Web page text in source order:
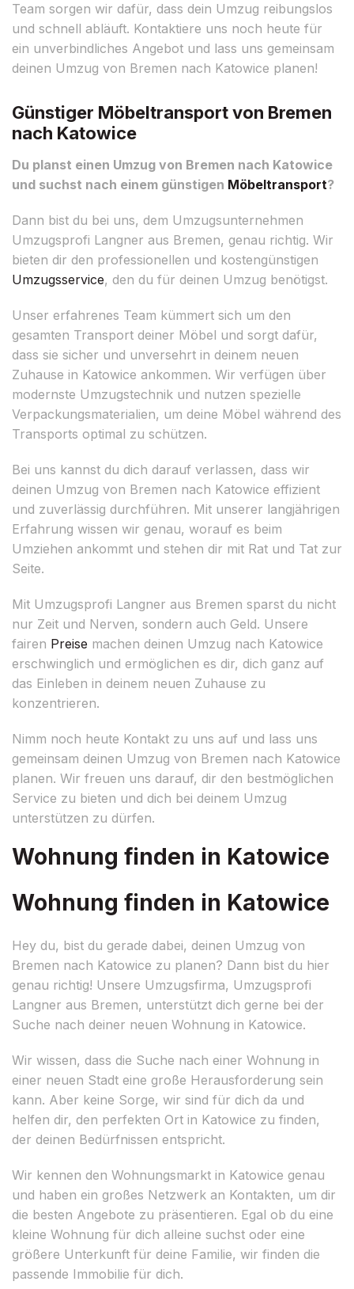
Team sorgen wir dafür, dass dein Umzug reibungslos
und schnell abläuft. Kontaktiere uns noch heute für
ein unverbindliches Angebot und lass uns gemeinsam
deinen Umzug von Bremen nach Katowice planen!
Günstiger Möbeltransport von Bremen
nach Katowice
Du planst einen Umzug von Bremen nach Katowice
und suchst nach einem günstigen Möbeltransport?
Dann bist du bei uns, dem Umzugsunternehmen
Umzugsprofi Langner aus Bremen, genau richtig. Wir
bieten dir den professionellen und kostengünstigen
Umzugsservice, den du für deinen Umzug benötigst.
Unser erfahrenes Team kümmert sich um den
gesamten Transport deiner Möbel und sorgt dafür,
dass sie sicher und unversehrt in deinem neuen
Zuhause in Katowice ankommen. Wir verfügen über
modernste Umzugstechnik und nutzen spezielle
Verpackungsmaterialien, um deine Möbel während des
Transports optimal zu schützen.
Bei uns kannst du dich darauf verlassen, dass wir
deinen Umzug von Bremen nach Katowice effizient
und zuverlässig durchführen. Mit unserer langjährigen
Erfahrung wissen wir genau, worauf es beim
Umziehen ankommt und stehen dir mit Rat und Tat zur
Seite.
Mit Umzugsprofi Langner aus Bremen sparst du nicht
nur Zeit und Nerven, sondern auch Geld. Unsere
fairen Preise machen deinen Umzug nach Katowice
erschwinglich und ermöglichen es dir, dich ganz auf
das Einleben in deinem neuen Zuhause zu
konzentrieren.
Nimm noch heute Kontakt zu uns auf und lass uns
gemeinsam deinen Umzug von Bremen nach Katowice
planen. Wir freuen uns darauf, dir den bestmöglichen
Service zu bieten und dich bei deinem Umzug
unterstützen zu dürfen.
Wohnung finden in Katowice
Wohnung finden in Katowice
Hey du, bist du gerade dabei, deinen Umzug von
Bremen nach Katowice zu planen? Dann bist du hier
genau richtig! Unsere Umzugsfirma, Umzugsprofi
Langner aus Bremen, unterstützt dich gerne bei der
Suche nach deiner neuen Wohnung in Katowice.
Wir wissen, dass die Suche nach einer Wohnung in
einer neuen Stadt eine große Herausforderung sein
kann. Aber keine Sorge, wir sind für dich da und
helfen dir, den perfekten Ort in Katowice zu finden,
der deinen Bedürfnissen entspricht.
Wir kennen den Wohnungsmarkt in Katowice genau
und haben ein großes Netzwerk an Kontakten, um dir
die besten Angebote zu präsentieren. Egal ob du eine
kleine Wohnung für dich alleine suchst oder eine
größere Unterkunft für deine Familie, wir finden die
passende Immobilie für dich.